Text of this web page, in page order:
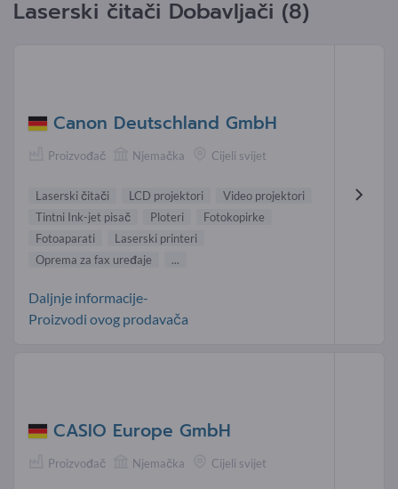
Laserski čitači Dobavljači (8)
Canon Deutschland GmbH
Proizvođač Njemačka Cijeli svijet
Laserski čitači LCD projektori
Video projektori
Tintni Ink-jet pisač
Ploteri
Fotokopirke
Fotoaparati
Laserski printeri
Oprema za fax uređaje
...
Daljnje informacije-
Proizvodi ovog prodavača
CASIO Europe GmbH
Proizvođač Njemačka Cijeli svijet